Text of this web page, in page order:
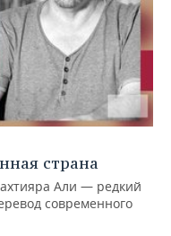
страна
Али — редкий
современного